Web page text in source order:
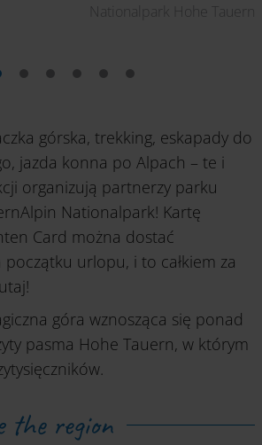
Nationalpark Hohe Tauern
górska, trekking, eskapady do
jazda konna po Alpach – te i
organizują partnerzy parku
Nationalpark! Kartę
Card można dostać
urlopu, i to całkiem za
góra wznosząca się ponad
pasma Hohe Tauern, w którym
the region